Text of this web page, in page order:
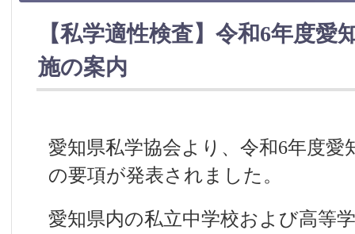
【私学適性検査】令和6年度愛
施の案内
愛知県私学協会より、令和6年度愛
の要項が発表されました。
愛知県内の私立中学校および高等